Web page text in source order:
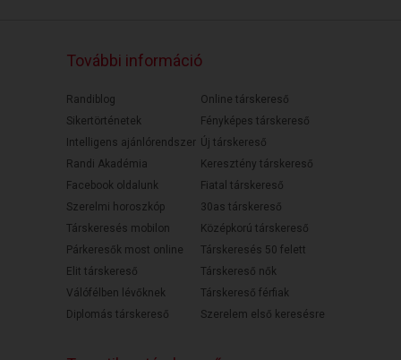
További információ
Randiblog
Sikertörténetek
Intelligens ajánlórendszer
Randi Akadémia
Facebook oldalunk
Szerelmi horoszkóp
Társkeresés mobilon
Párkeresők most online
Elit társkereső
Válófélben lévőknek
Diplomás társkereső
Online társkereső
Fényképes társkereső
Új társkereső
Keresztény társkereső
Fiatal társkereső
30as társkereső
Középkorú társkereső
Társkeresés 50 felett
Társkereső nők
Társkereső férfiak
Szerelem első keresésre